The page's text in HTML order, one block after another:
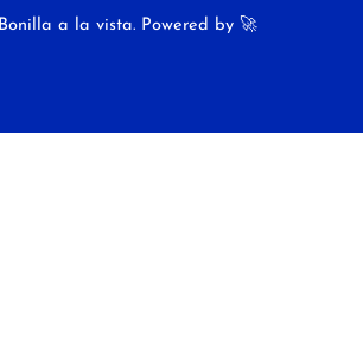
a la vista. Powered by 🚀